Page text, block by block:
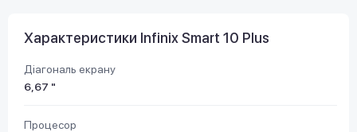
Характеристики Infinix Smart 10 Plus
Діагональ екрану
6,67 "
Процесор